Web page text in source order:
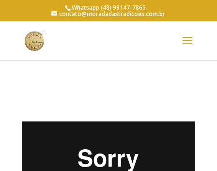
Whatsapp (48) 99147-7865
contato@moradadastradicoes.com.br